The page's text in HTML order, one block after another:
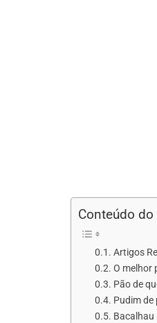
Conteúdo
Artigos
O melhor
Pão de
Pudim
Bacalhau